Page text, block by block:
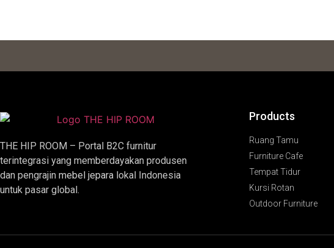
THE HIP ROOM – Portal B2C furnitur
terintegrasi yang memberdayakan produsen
dan pengrajin mebel jepara lokal Indonesia
untuk pasar global.
Products
Ruang Tamu
Furniture Cafe
Tempat Tidur
Kursi Rotan
Outdoor Furniture